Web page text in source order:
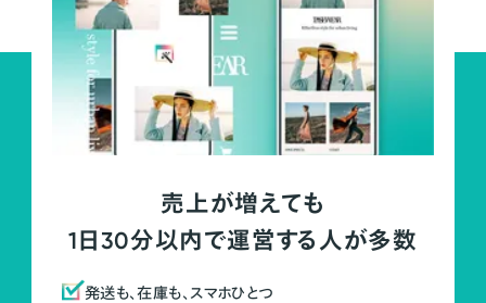
売上が増えても
1日30分以内で運営する人が多数
発送も、在庫も、スマホひとつ